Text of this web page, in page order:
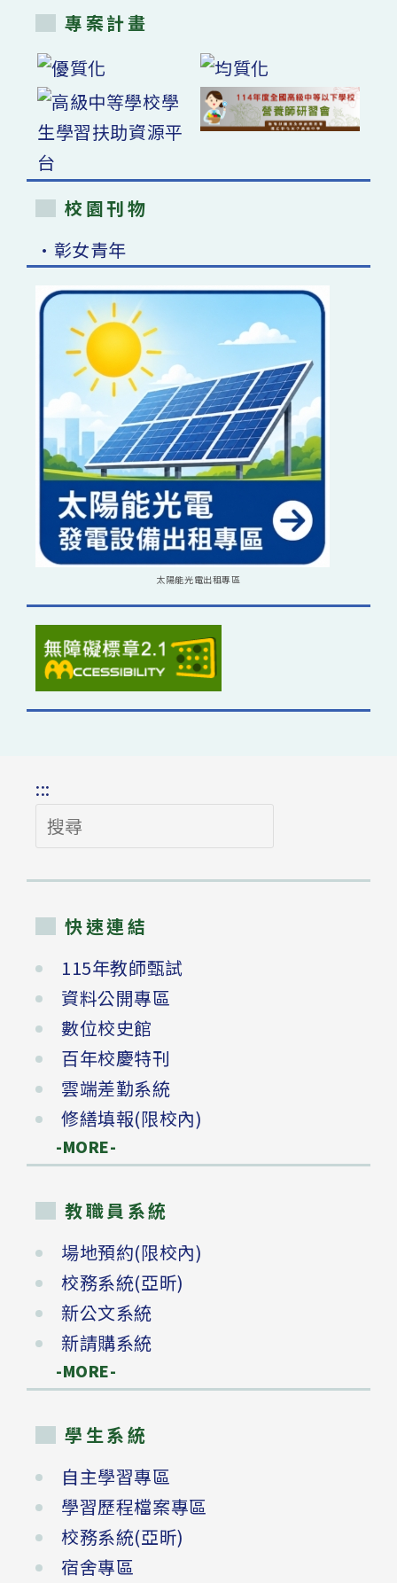
專案計畫
校園刊物
•彰女青年
太陽能光電出租專區
:::
搜
尋
快速連結
115年教師甄試
資料公開專區
數位校史館
百年校慶特刊
雲端差勤系統
修繕填報(限校內)
-MORE-
教職員系統
場地預約(限校內)
校務系統(亞昕)
新公文系統
新請購系統
-MORE-
學生系統
自主學習專區
學習歷程檔案專區
校務系統(亞昕)
宿舍專區